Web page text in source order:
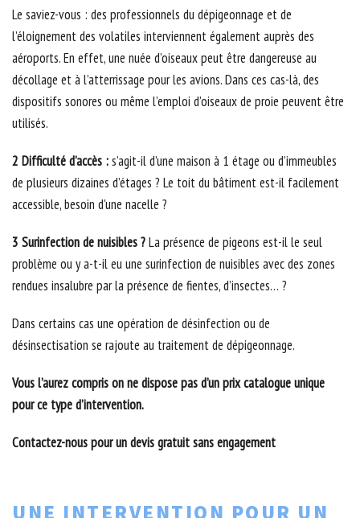
Le saviez-vous : des professionnels du dépigeonnage et de
l’éloignement des volatiles interviennent également auprès des
aéroports. En effet, une nuée d’oiseaux peut être dangereuse au
décollage et à l’atterrissage pour les avions. Dans ces cas-là, des
dispositifs sonores ou même l’emploi d’oiseaux de proie peuvent être
utilisés.
2 Difficulté d’accès :s’agit-il d’une maison à 1 étage ou d’immeubles
de plusieurs dizaines d’étages ? Le toit du bâtiment est-il facilement
accessible, besoin d'une nacelle ?
3 Surinfection de nuisibles ?La présence de pigeons est-il le seul
problème ou y a-t-il eu une surinfection de nuisibles avec des zones
rendues insalubre par la présence de fientes, d’insectes… ?
Dans certains cas une opération de désinfection ou de
désinsectisation se rajoute au traitement de dépigeonnage.
Vous l’aurez compris on ne dispose pas d’un prix catalogue unique
pour ce type d’intervention.
Contactez-nous pour un devis gratuit sans engagement
UNE INTERVENTION POUR UN